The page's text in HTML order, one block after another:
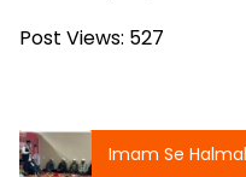
Post Views: 527
Imam Se